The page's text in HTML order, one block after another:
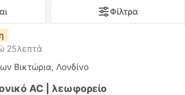
Φίλτρα
25λεπτά
Βικτώρια, Λονδίνο
AC | λεωφορείο